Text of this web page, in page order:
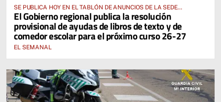
SE PUBLICA HOY EN EL TABLÓN DE ANUNCIOS DE LA SEDE
ELECTRÓNICA DE LA JUNTA DE COMUNIDADES Y EN EL PORTAL DE
EDUCACIÓN DE CASTILLA-LA MANCHA
El Gobierno regional publica la resolución
provisional de ayudas de libros de texto y de
comedor escolar para el próximo curso 26-27
EL SEMANAL